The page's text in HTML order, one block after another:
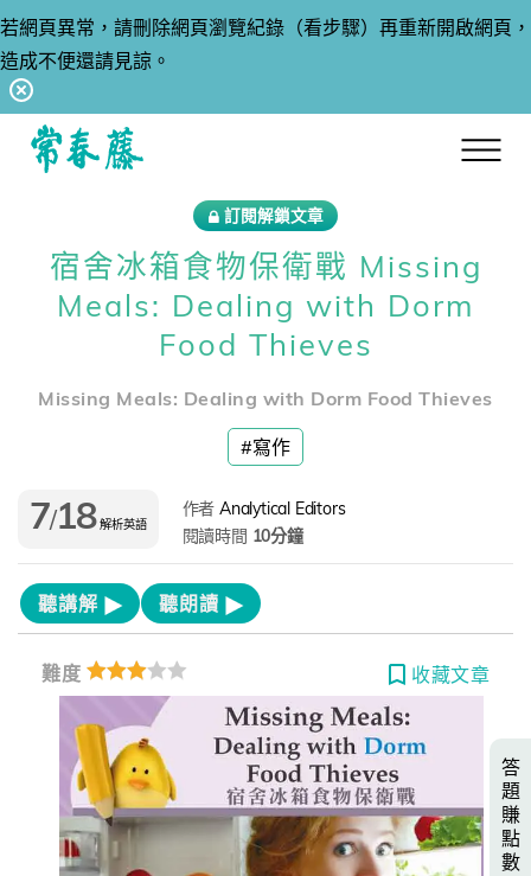
若網頁異常，請刪除網頁瀏覽紀錄（看步驟）再重新開啟網頁，
造成不便還請見諒。
訂閱解鎖文章
宿舍冰箱食物保衛戰 Missing
Meals: Dealing with Dorm
Food Thieves
Missing Meals: Dealing with Dorm Food Thieves
#寫作
7/18 解析英語
作者Analytical Editors
閱讀時間 10分鐘
聽講解 聽朗讀
難度 收藏文章
答
題
賺
點
數